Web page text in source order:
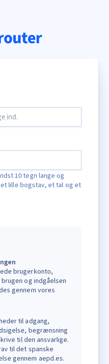
10 tegn lange og
lille bogstav, et tal og et
brugerkonto,
og indgåelsen
gennem vores
til adgang,
begrænsning
til den ansvarlige.
til det spanske
gennem aepd.es.